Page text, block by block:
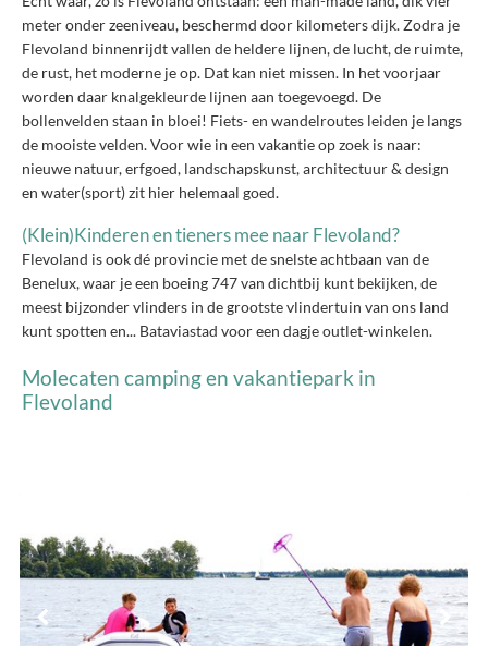
meter onder zeeniveau, beschermd door kilometers dijk. Zodra je
Flevoland binnenrijdt vallen de heldere lijnen, de lucht, de ruimte,
de rust, het moderne je op. Dat kan niet missen. In het voorjaar
worden daar knalgekleurde lijnen aan toegevoegd. De
bollenvelden staan in bloei! Fiets- en wandelroutes leiden je langs
de mooiste velden. Voor wie in een vakantie op zoek is naar:
nieuwe natuur, erfgoed, landschapskunst, architectuur & design
en water(sport) zit hier helemaal goed.
(Klein)Kinderen en tieners mee naar Flevoland?
Flevoland is ook dé provincie met de snelste achtbaan van de
Benelux, waar je een boeing 747 van dichtbij kunt bekijken, de
meest bijzonder vlinders in de grootste vlindertuin van ons land
kunt spotten en... Bataviastad voor een dagje outlet-winkelen.
Molecaten camping en vakantiepark in
Flevoland